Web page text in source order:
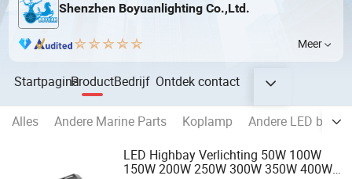
Shenzhen Boyuanlighting Co.,Ltd.
Meer
StartpaginaProductBedrijf Ontdekcontact
Alles Andere Marine Parts Koplamp
Andere LED
LED Highbay Verlichting 50W 100W
150W 200W 250W 300W 350W 400W